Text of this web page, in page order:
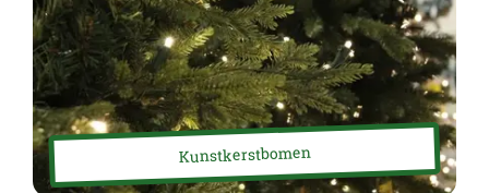
Kunstkerstbomen